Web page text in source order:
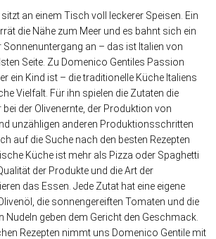
an einem Tisch voll leckerer Speisen. Ein
die Nähe zum Meer und es bahnt sich ein
Sonnenuntergang an – das ist Italien von
Seite. Zu Domenico Gentiles Passion
ein Kind ist – die traditionelle Küche Italiens
Vielfalt. Für ihn spielen die Zutaten die
bei der Olivenernte, der Produktion von
unzähligen anderen Produktionsschritten
auf die Suche nach den besten Rezepten
Küche ist mehr als Pizza oder Spaghetti
der Produkte und die Art der
das Essen. Jede Zutat hat eine eigene
die sonnengereiften Tomaten und die
Nudeln geben dem Gericht den Geschmack.
Rezepten nimmt uns Domenico Gentile mit